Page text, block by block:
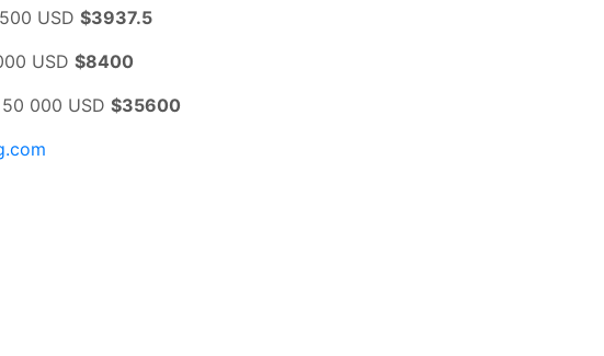
USD $3937.5
USD $8400
50 000 USD $35600